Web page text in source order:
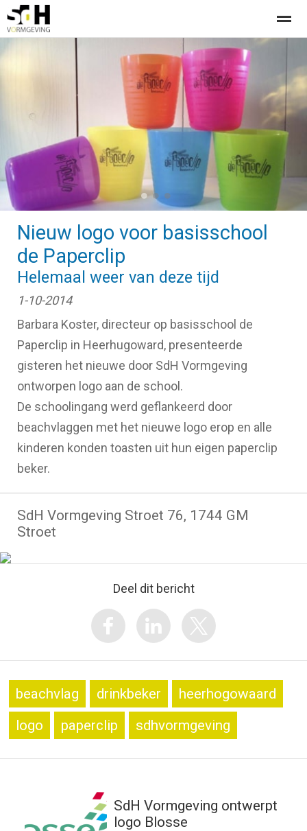
Offerte aanvragen bij SdH Vormgeving
Contact
● ● ●
Nieuw logo voor basisschool
de Paperclip
Helemaal weer van deze tijd
1-10-2014
Barbara Koster, directeur op basisschool de
Paperclip in Heerhugoward, presenteerde
gisteren het nieuwe door SdH Vormgeving
ontworpen logo aan de school.
De schoolingang werd geflankeerd door
beachvlaggen met het nieuwe logo erop en alle
kinderen konden toasten uit hun eigen paperclip
beker.
SdH Vormgeving Stroet 76, 1744 GM
Stroet
Deel dit bericht
beachvlag drinkbeker
heerhogowaard
logo
paperclip sdhvormgeving
SdH Vormgeving ontwerpt
logo Blosse